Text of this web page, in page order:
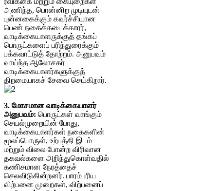
3. மோசமான வாடிக்கையாளர்
அனுபவம்: பொருட்கள் வாங்கும்
செயல்முறையின் போது, ​​
வாடிக்கையாளர்கள் நகைகளின்
மூலப்பொருள், உற்பத்தி இடம்
மற்றும் விலை போன்ற விரிவான
தகவல்களை அறிந்துகொள்வதில்
கணிசமான நேரத்தைச்
செலவிடுகின்றனர். பாரம்பரிய
விற்பனை முறைகள், விற்பனைப்